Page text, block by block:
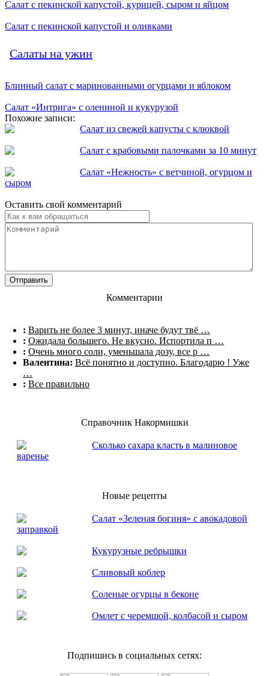
Салат с пекинской капустой, курицей, сыром и яйцом
Салат с пекинской капустой и оливками
Салаты на ужин
Блинный салат с маринованными огурцами и яблоком
Салат «Интрига» с олениной и кукурузой
Похожие записи:
Салат из свежей капусты с клюквой
Салат с крабовыми палочками за 10 минут
Салат «Нежность» с ветчиной, огурцом и
сыром
Оставить свой комментарий
Комментарии
: Варить не более 3 минут, иначе будут твё …
: Ожидала большего. Не вкусно. Испортила п …
: Очень много соли, уменьшала дозу, все р …
Валентина: Всё понятно и доступно. Благодарю ! Уже
…
: Все правильно
Справочник Накормишки
Сколько сахара класть в малиновое
варенье
Новые рецепты
Салат «Зеленая богиня» с авокадовой
заправкой
Кукурузные ребрышки
Сливовый коблер
Соленые огурцы в беконе
Омлет с черемшой, колбасой и сыром
Подпишись в социальных сетях: